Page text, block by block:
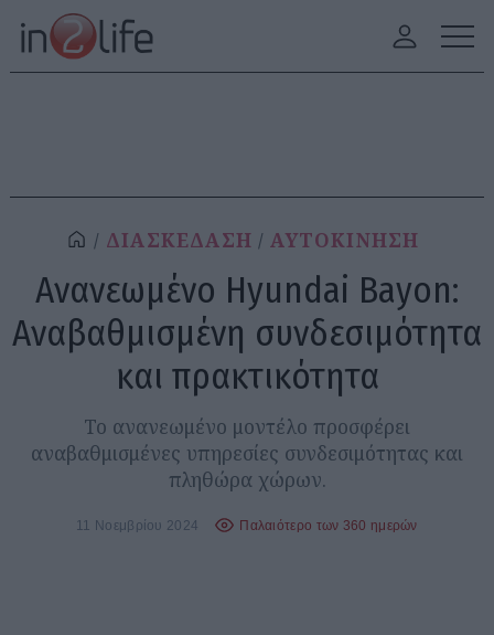
ΔΙΑΣΚΕΔΑΣΗ ΑΥΤΟΚΙΝΗΣΗ
Ανανεωμένο Hyundai Bayon:
Αναβαθμισμένη συνδεσιμότητα
και πρακτικότητα
Το ανανεωμένο μοντέλο προσφέρει
αναβαθμισμένες υπηρεσίες συνδεσιμότητας και
πληθώρα χώρων.
11 Νοεμβρίου 2024 Παλαιότερο των 360 ημερών